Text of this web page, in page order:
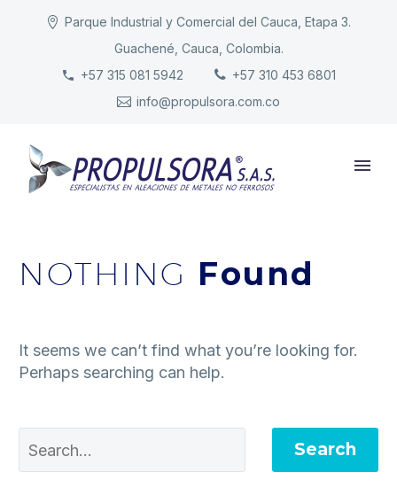
Parque Industrial y Comercial del Cauca, Etapa 3.
Guachené, Cauca, Colombia.
+57 315 081 5942
+57 310 453 6801
info@propulsora.com.co
INICIO
PRODUCTOS
NOTHING Found
It seems we can’t find what you’re looking for.
Perhaps searching can help.
Search